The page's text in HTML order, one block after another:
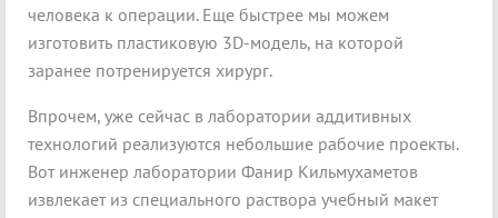
человека к операции. Еще быстрее мы можем
изготовить пластиковую 3D-модель, на которой
заранее потренируется хирург.
Впрочем, уже сейчас в лаборатории аддитивных
технологий реализуются небольшие рабочие проекты.
Вот инженер лаборатории Фанир Кильмухаметов
извлекает из специального раствора учебный макет